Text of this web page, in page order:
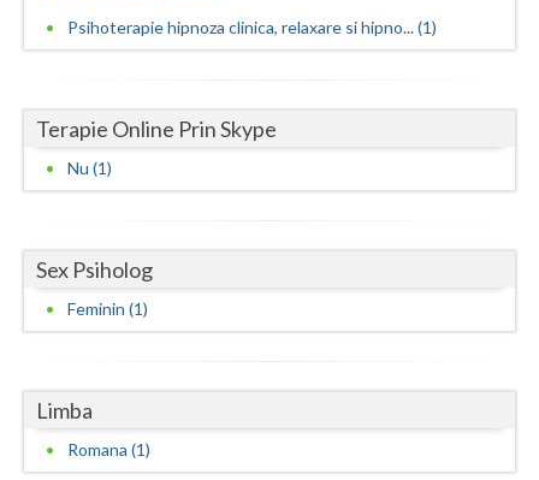
Salaj
Sibiu
Suceava
Timis
Tulcea
Vaslui
Vrancea
Psihoterapie hipnoza clinica, relaxare si hipno... (1)
Terapie Online Prin Skype
Nu (1)
Sex Psiholog
Feminin (1)
Limba
Romana (1)